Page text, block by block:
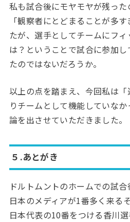
私も試合後にモヤモヤが残った
「観察者にとどまることが多
たが、選手としてチームにフ
は？ということで試合に参加
たのではないだろうか。
以上の点を踏まえ、今回私は
りチームとして機能していな
論を出させていただきました。
５.あとがき
ドルトムントのホームでの試
日本のメディアが1番多く来るそ
日本代表の10番をつける香川